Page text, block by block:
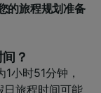
的旅程规划准备
？
小时51分钟，
日旅程时间可能